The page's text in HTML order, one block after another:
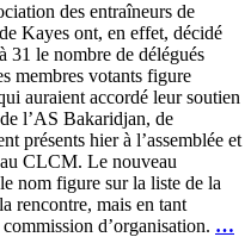
des entraîneurs de
Kayes ont, en effet, décidé
le nombre de délégués
membres votants figure
auraient accordé leur soutien
l’AS Bakaridjan, de
présents hier à l’assemblée et
CLCM. Le nouveau
nom figure sur la liste de la
rencontre, mais en tant
d’organisation. …